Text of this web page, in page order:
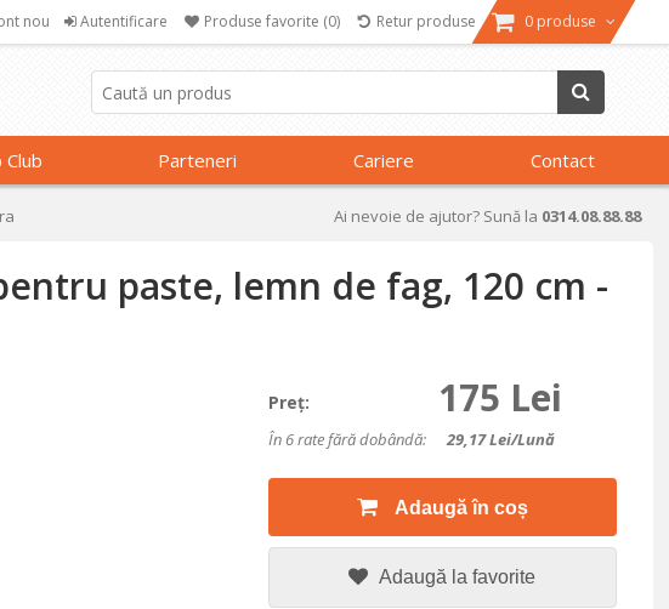
nou Autentificare Produse favorite (0) Retur produse 0 produse
Club Parteneri Cariere Contact
Ai nevoie de ajutor? Sună la 0314.08.88.88
paste, lemn de fag, 120 cm -
Preţ: 175 Lei
În 6 rate fără dobândă: 29,17Lei/lună
Adaugă în coș
Adaugă la favorite